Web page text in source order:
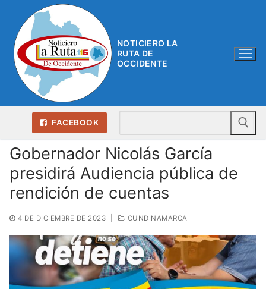
contenido
NOTICIERO LA
RUTA DE
OCCIDENTE
FACEBOOK
Gobernador Nicolás García
presidirá Audiencia pública de
rendición de cuentas
4 DE DICIEMBRE DE 2023 CUNDINAMARCA